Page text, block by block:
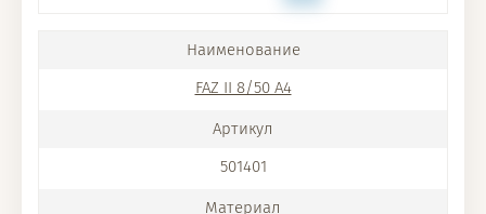
FAZ II 8/50 A4
501401